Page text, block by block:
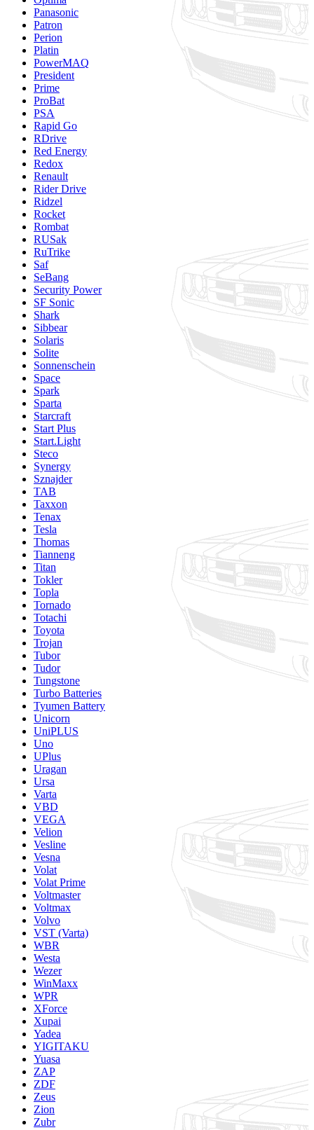
Panasonic
Patron
Perion
Platin
PowerMAQ
President
Prime
ProBat
PSA
Rapid Go
RDrive
Red Energy
Redox
Renault
Rider Drive
Ridzel
Rocket
Rombat
RUSak
RuTrike
Saf
SeBang
Security Power
SF Sonic
Shark
Sibbear
Solaris
Solite
Sonnenschein
Space
Spark
Sparta
Starcraft
Start Plus
Start.Light
Steco
Synergy
Sznajder
TAB
Taxxon
Tenax
Tesla
Thomas
Tianneng
Titan
Tokler
Topla
Tornado
Totachi
Toyota
Trojan
Tubor
Tudor
Tungstone
Turbo Batteries
Tyumen Battery
Unicorn
UniPLUS
Uno
UPlus
Uragan
Ursa
Varta
VBD
VEGA
Velion
Vesline
Vesna
Volat
Volat Prime
Voltmaster
Voltmax
Volvo
VST (Varta)
WBR
Westa
Wezer
WinMaxx
WPR
XForce
Xupai
Yadea
YIGITAKU
Yuasa
ZAP
ZDF
Zeus
Zion
Zubr